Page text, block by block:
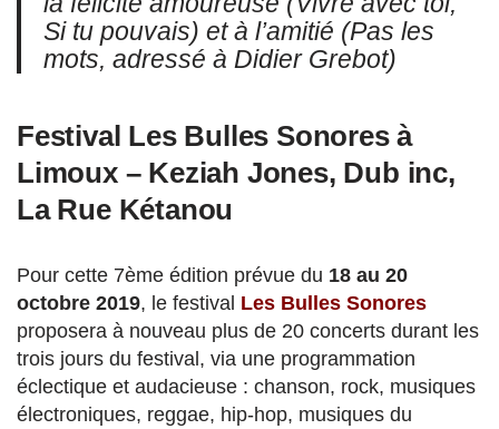
Si tu pouvais) et à l’amitié (Pas les
mots, adressé à Didier Grebot)
Festival Les Bulles Sonores à
Limoux – Keziah Jones, Dub inc,
La Rue Kétanou
Pour cette 7ème édition prévue du 18 au 20
octobre 2019, le festival Les Bulles Sonores
proposera à nouveau plus de 20 concerts durant les
trois jours du festival, via une programmation
éclectique et audacieuse : chanson, rock, musiques
électroniques, reggae, hip-hop, musiques du